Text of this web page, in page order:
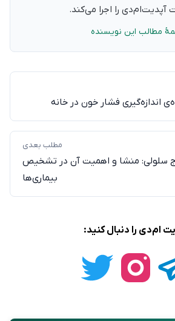
آپدیت‌ام‌دی را اجرا می‌کند.
مطالب این نویسنده
اندازه‌گیری فشار خون در خانه
مطلب بعدی
سلولی: منشا و اهمیت آن در تشخیص
بیماری‌ها
ام‌دی را دنبال کنید: